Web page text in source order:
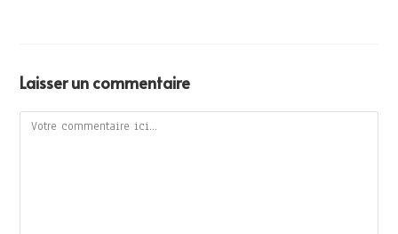
Laisser un commentaire